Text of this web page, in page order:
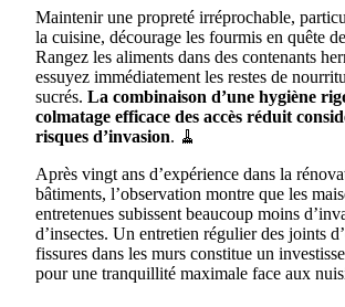
Maintenir une propreté irréprochable,
la cuisine, décourage les fourmis en quête
Rangez les aliments dans des contenants
essuyez immédiatement les restes de
sucrés. La combinaison d’une hygiène
colmatage efficace des accès réduit
risques d’invasion. 🧹
Après vingt ans d’expérience dans la
bâtiments, l’observation montre que les
entretenues subissent beaucoup moins
d’insectes. Un entretien régulier des joints
fissures dans les murs constitue un
pour une tranquillité maximale face aux